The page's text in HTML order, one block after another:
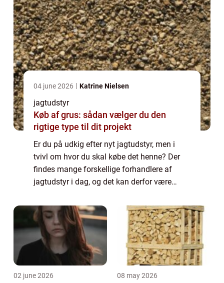
04 june 2026 Katrine Nielsen
jagtudstyr
Køb af grus: sådan vælger du den
rigtige type til dit projekt
Er du på udkig efter nyt jagtudstyr, men i
tvivl om hvor du skal købe det henne? Der
findes mange forskellige forhandlere af
jagtudstyr i dag, og det kan derfor være
det hen...
02 june 2026 08 may 2026